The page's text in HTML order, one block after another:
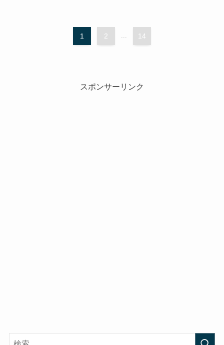
1 2 ... 14
スポンサーリンク